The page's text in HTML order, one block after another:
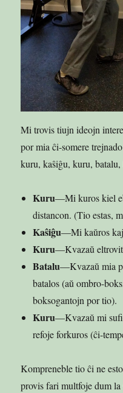
Mi trovis tiujn ideojn
por mia ĉi-somere
kuru, kaŝiĝu, kuru,
Kuru—Mi kuros kiel
distancon. (Tio estas,
Kaŝiĝu—Mi kaŭros kaj
Kuru—Kvazaŭ
Batalu—Kvazaŭ mia
batalos (aŭ ombro-
boksogantojn por tio).
Kuru—Kvazaŭ mi
refoje forkuros (ĉi-
Kompreneble tio ĉi ne
provis fari multfoje dum la